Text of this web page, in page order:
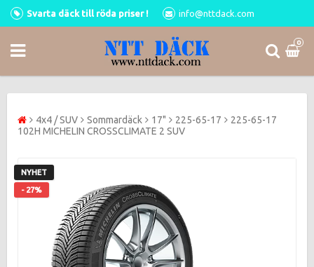
Svarta däck till röda priser ! info@nttdack.com
0
4x4 / SUV Sommardäck 17" 225-65-17
225-65-17
102H MICHELIN CROSSCLIMATE 2 SUV
NYHET
- 27%